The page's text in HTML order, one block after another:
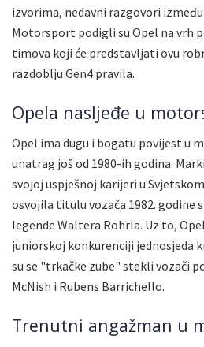
izvorima, nedavni razgovori
Motorsport podigli su Opel na vrh
timova koji će predstavljati ovu
razdoblju Gen4 pravila.
Opela nasljeđe u
Opel ima dugu i bogatu povijest u
unatrag još od 1980-ih godina.
svojoj uspješnoj karijeri u
osvojila titulu vozača 1982. godine
legende Waltera Rohrla. Uz to,
juniorskoj konkurenciji jednosjeda
su se "trkačke zube" stekli vozači
McNish i Rubens Barrichello.
Trenutni angažman u